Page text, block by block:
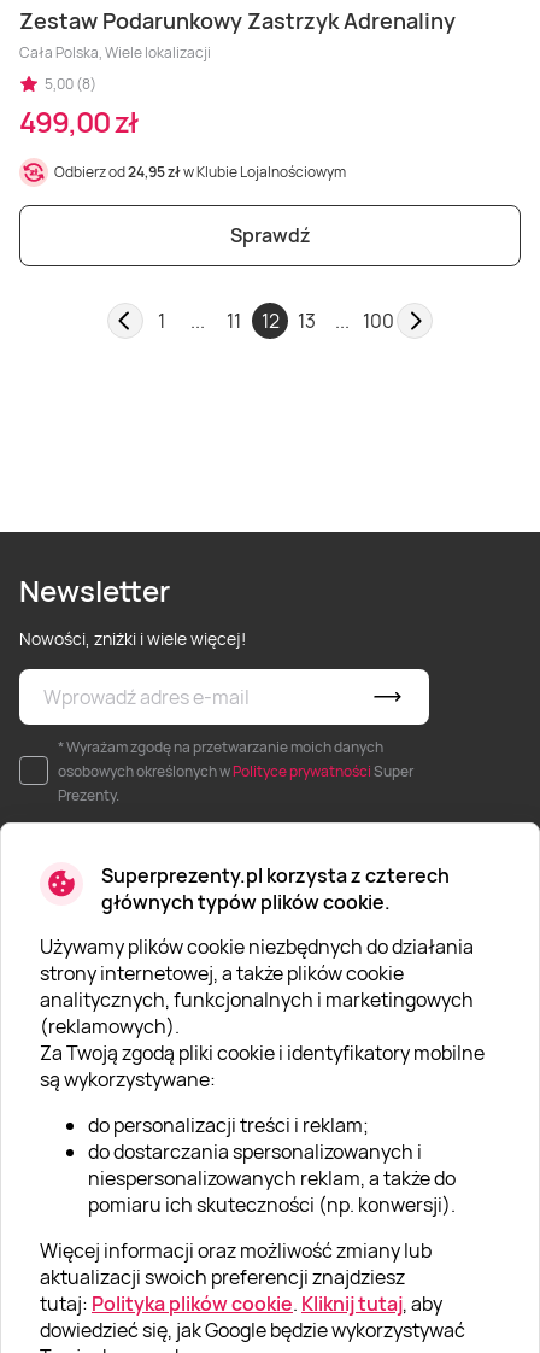
Superprezenty.pl korzysta z czterech
głównych typów plików cookie.
Używamy plików cookie niezbędnych do działania
strony internetowej, a także plików cookie
analitycznych, funkcjonalnych i marketingowych
(reklamowych).
Za Twoją zgodą pliki cookie i identyfikatory mobilne
są wykorzystywane:
do personalizacji treści i reklam;
do dostarczania spersonalizowanych i
niespersonalizowanych reklam, a także do
pomiaru ich skuteczności (np. konwersji).
Więcej informacji oraz możliwość zmiany lub
aktualizacji swoich preferencji znajdziesz
tutaj: Polityka plików cookie. Kliknij tutaj, aby
dowiedzieć się, jak Google będzie wykorzystywać
Zestaw Podarunkowy Zastrzyk Adrenaliny
Cała Polska, Wiele lokalizacji
5,00 (8)
499,00 zł
Odbierz od24,95 złw Klubie Lojalnościowym
Sprawdź
1 ... 11 12 13 ... 100
Newsletter
Nowości, zniżki i wiele więcej!
* Wyrażam zgodę na przetwarzanie moich danych
osobowych określonych wPolityce prywatnościSuper
Prezenty.
O SUPERPREZENTY
O nas
Aktualności
Kariera w Super Prezentach
Klub Lojalnościowy
Dodaj recenzję
Informacje